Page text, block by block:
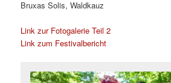
Bruxas Solis, Waldkauz
Link zur Fotogalerie Teil 2
Link zum Festivalbericht